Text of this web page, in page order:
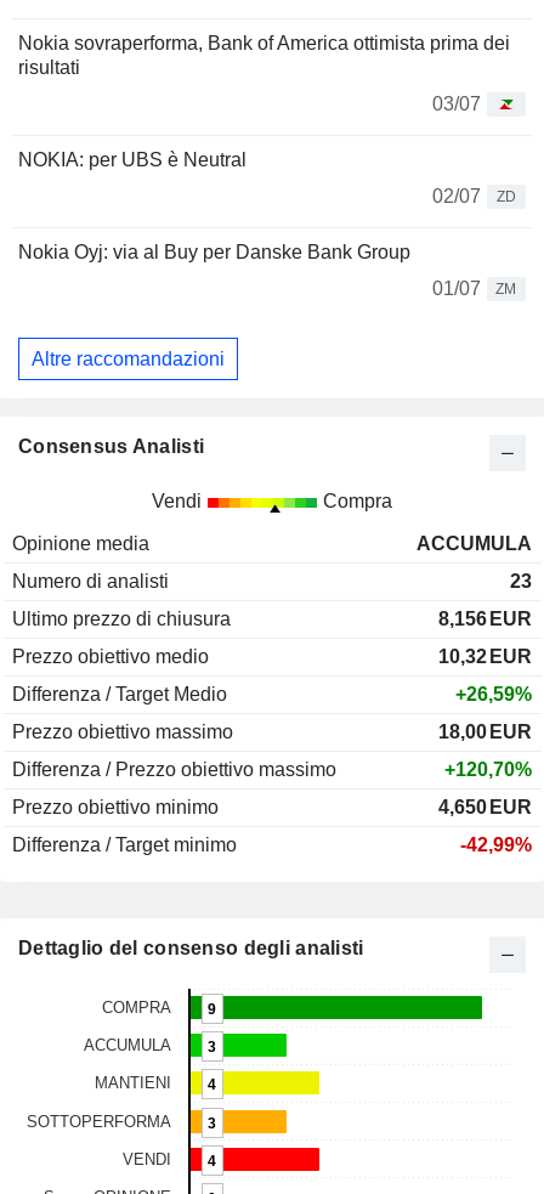
Nokia sovraperforma, Bank of America ottimista prima dei
risultati
03/07
NOKIA: per UBS è Neutral
02/07
ZD
Nokia Oyj: via al Buy per Danske Bank Group
01/07
ZM
Altre raccomandazioni
Consensus Analisti
Vendi Compra
Opinione media
ACCUMULA
Numero di analisti
23
Ultimo prezzo di chiusura
8,156 EUR
Prezzo obiettivo medio
10,32 EUR
Differenza / Target Medio
+26,59%
Prezzo obiettivo massimo
18,00 EUR
Differenza / Prezzo obiettivo massimo
+120,70%
Prezzo obiettivo minimo
4,650 EUR
Differenza / Target minimo
-42,99%
Dettaglio del consenso degli analisti